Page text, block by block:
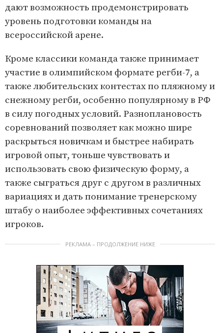
дают возможность продемонстрировать
уровень подготовки команды на
всероссийской арене.
Кроме классики команда также принимает
участие в олимпийском формате регби-7, а
также любительских контестах по пляжному и
снежному регби, особенно популярному в РФ
в силу погодных условий. Разноплановость
соревнований позволяет как можно шире
раскрыться новичкам и быстрее набирать
игровой опыт, тоньше чувствовать и
использовать свою физическую форму, а
также сыграться друг с другом в различных
вариациях и дать понимание тренерскому
штабу о наиболее эффективных сочетаниях
игроков.
РЕКЛАМА – ПРОДОЛЖЕНИЕ НИЖЕ